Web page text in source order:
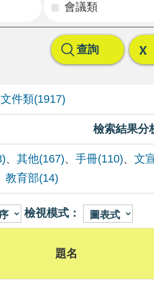
會議類
查詢
文件類(1917)
檢索結果分
、 其他(167)、 手冊(110)、 文
教育部(14)
檢視模式：
題名